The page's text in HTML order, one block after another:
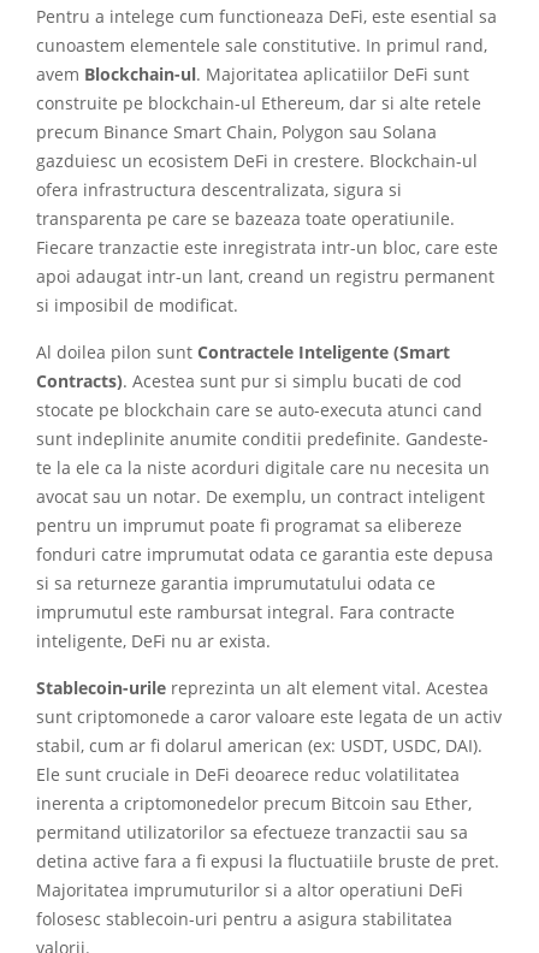
Pentru a intelege cum functioneaza DeFi, este esential sa
cunoastem elementele sale constitutive. In primul rand,
avem Blockchain-ul. Majoritatea aplicatiilor DeFi sunt
construite pe blockchain-ul Ethereum, dar si alte retele
precum Binance Smart Chain, Polygon sau Solana
gazduiesc un ecosistem DeFi in crestere. Blockchain-ul
ofera infrastructura descentralizata, sigura si
transparenta pe care se bazeaza toate operatiunile.
Fiecare tranzactie este inregistrata intr-un bloc, care este
apoi adaugat intr-un lant, creand un registru permanent
si imposibil de modificat.
Al doilea pilon sunt Contractele Inteligente (Smart
Contracts). Acestea sunt pur si simplu bucati de cod
stocate pe blockchain care se auto-executa atunci cand
sunt indeplinite anumite conditii predefinite. Gandeste-
te la ele ca la niste acorduri digitale care nu necesita un
avocat sau un notar. De exemplu, un contract inteligent
pentru un imprumut poate fi programat sa elibereze
fonduri catre imprumutat odata ce garantia este depusa
si sa returneze garantia imprumutatului odata ce
imprumutul este rambursat integral. Fara contracte
inteligente, DeFi nu ar exista.
Stablecoin-urile reprezinta un alt element vital. Acestea
sunt criptomonede a caror valoare este legata de un activ
stabil, cum ar fi dolarul american (ex: USDT, USDC, DAI).
Ele sunt cruciale in DeFi deoarece reduc volatilitatea
inerenta a criptomonedelor precum Bitcoin sau Ether,
permitand utilizatorilor sa efectueze tranzactii sau sa
detina active fara a fi expusi la fluctuatiile bruste de pret.
Majoritatea imprumuturilor si a altor operatiuni DeFi
folosesc stablecoin-uri pentru a asigura stabilitatea
valorii.